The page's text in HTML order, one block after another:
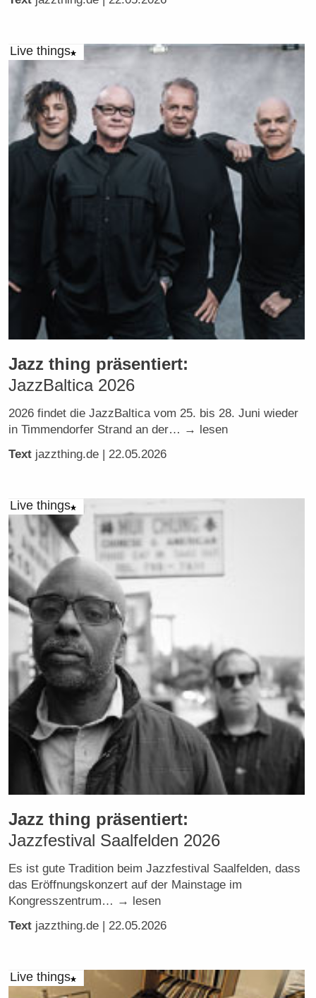
Live things
Jazz thing präsentiert:
JazzBaltica 2026
2026 findet die JazzBaltica vom 25. bis 28. Juni wieder
in Timmendorfer Strand an der… → lesen
Text jazzthing.de | 22.05.2026
Live things
Jazz thing präsentiert:
Jazzfestival Saalfelden 2026
Es ist gute Tradition beim Jazzfestival Saalfelden, dass
das Eröffnungskonzert auf der Mainstage im
Kongresszentrum… → lesen
Text jazzthing.de | 22.05.2026
Live things